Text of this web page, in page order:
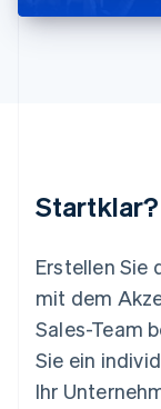
Startklar?
Erstellen Sie
mit dem
Sales-Team
Sie ein
Ihr
Malta
Nederlands
Norwegen
Österreich
Polen
English
Portugal
Português
Rumänien